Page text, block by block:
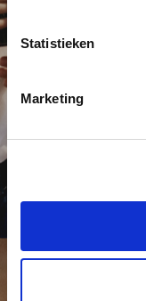
Statistieken
Marketing